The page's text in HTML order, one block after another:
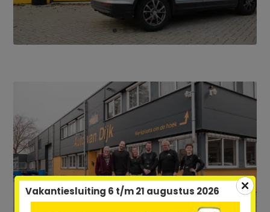
Vakantiesluiting 6 t/m 21 augustus 2026